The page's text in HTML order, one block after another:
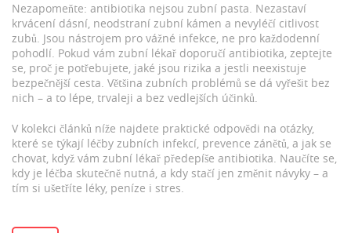
Nezapomeňte: antibiotika nejsou zubní pasta. Nezastaví
krvácení dásní, neodstraní zubní kámen a nevyléčí citlivost
zubů. Jsou nástrojem pro vážné infekce, ne pro každodenní
pohodlí. Pokud vám zubní lékař doporučí antibiotika, zeptejte
se, proč je potřebujete, jaké jsou rizika a jestli neexistuje
bezpečnější cesta. Většina zubních problémů se dá vyřešit bez
nich – a to lépe, trvaleji a bez vedlejších účinků.
V kolekci článků níže najdete praktické odpovědi na otázky,
které se týkají léčby zubních infekcí, prevence zánětů, a jak se
chovat, když vám zubní lékař předepíše antibiotika. Naučíte se,
kdy je léčba skutečně nutná, a kdy stačí jen změnit návyky – a
tím si ušetříte léky, peníze i stres.